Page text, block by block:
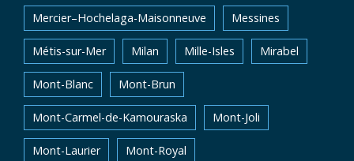
Mercier–Hochelaga-Maisonneuve Messines
Métis-sur-Mer Milan Mille-Isles Mirabel
Mont-Blanc Mont-Brun
Mont-Carmel-de-Kamouraska Mont-Joli
Mont-Laurier Mont-Royal